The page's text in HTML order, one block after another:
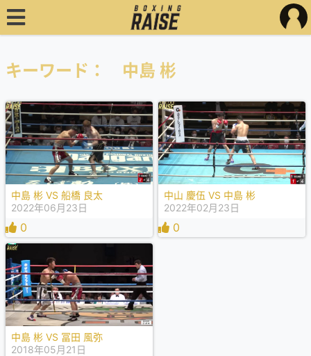
キーワード： 中島 彬
中島 彬 VS 船橋 良太
2022年06月23日
0
中山 慶伍 VS 中島 彬
2022年02月23日
0
中島 彬 VS 冨田 風弥
2018年05月21日